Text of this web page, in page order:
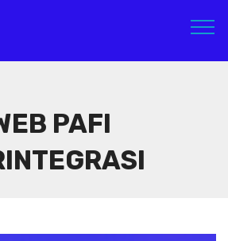
PAFI